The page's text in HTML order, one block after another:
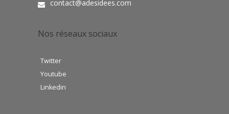
contact@adesidees.com
Nos réseaux sociaux
Twitter
Youtube
Linkedin